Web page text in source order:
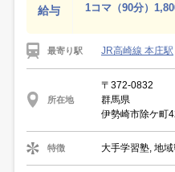
給与 1コマ（90分）
最寄り駅 JR高崎線 本庄駅
所在地
〒372-0832
群馬県
伊勢崎市除ケ町
特徴 大手学習塾, 地